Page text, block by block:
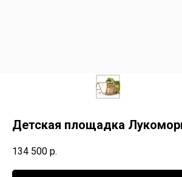
Детская площадка
134 500 р.